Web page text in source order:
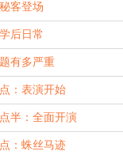
客登场
后日常
有多严重
：表演开始
半：全面开演
：蛛丝马迹